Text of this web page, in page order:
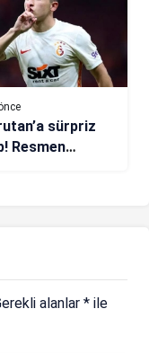
sürpriz
Resmen
alanlar * ile